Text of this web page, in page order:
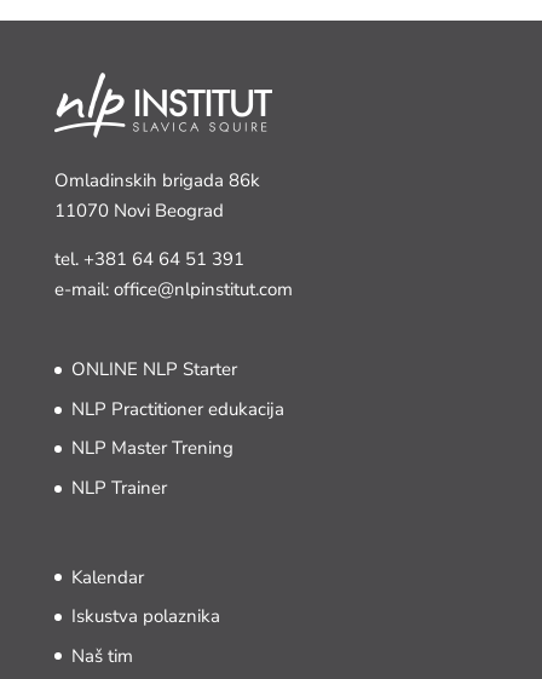
Omladinskih brigada 86k
11070 Novi Beograd
tel. +381 64 64 51 391
e-mail: office@nlpinstitut.com
ONLINE NLP Starter
NLP Practitioner edukacija
NLP Master Trening
NLP Trainer
Kalendar
Iskustva polaznika
Naš tim